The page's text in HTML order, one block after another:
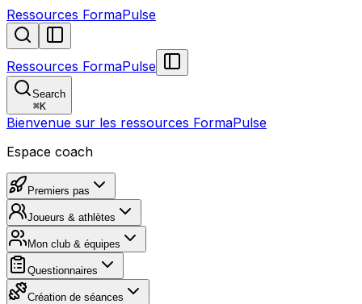
Ressources FormaPulse
Ressources FormaPulse
Search
⌘K
Bienvenue sur les ressources FormaPulse
Espace coach
Premiers pas
Joueurs & athlètes
Mon club & équipes
Questionnaires
Création de séances